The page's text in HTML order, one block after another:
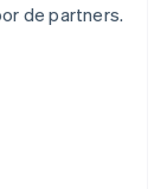
de partners.